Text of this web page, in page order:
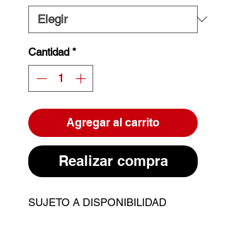
Cantidad *
Agregar al carrito
Realizar compra
SUJETO A DISPONIBILIDAD